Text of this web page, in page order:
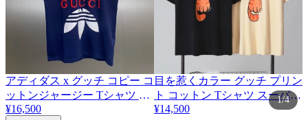
1/4
アディダス x グッチ コピー コ
ットンジャージー Tシャツ 半
袖 gun88889
¥16,500
目を惹くカラー グッチ プリン
ト コットン Tシャツ スーパー
コピー gua50728
¥14,500